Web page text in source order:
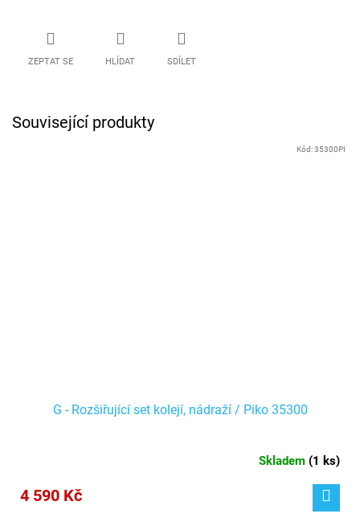
ZEPTAT SE HLÍDAT SDÍLET
Související produkty
G - Rozšiřující set kolejí, nádraží / Piko 35300
Skladem (1 ks)
4 590 Kč
Kód:35300PI